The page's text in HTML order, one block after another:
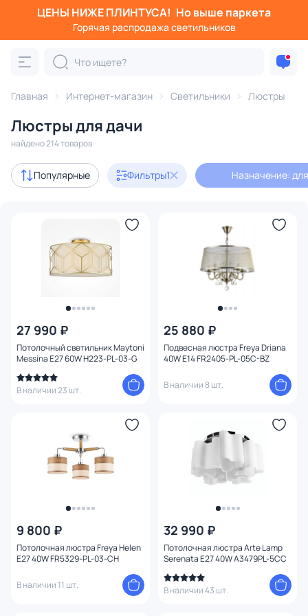
ЦЕНЫ НИЖЕ ПЛИНТУСА! Но выше паркета
Горячая распродажа светильников
Главная Интернет-магазин Светильники Люстры
Люстры для дачи
найдено 214 товаров
Популярные Фильтры1 Назначение:
27 990 ₽
Потолочный светильник Maytoni
Messina E27 60W H223-PL-03-G
В наличии 23 шт.
25 880 ₽
Подвесная люстра Freya Driana
40W E14 FR2405-PL-05C-BZ
В наличии 8 шт.
9 800 ₽
Потолочная люстра Freya Helen
E27 40W FR5329-PL-03-CH
В наличии 11 шт.
32 990 ₽
Потолочная люстра Arte Lamp
Serenata E27 40W A3479PL-5CC
В наличии 43 шт.
Фильтры
Категория:
подвесные потолочные
Акции 2
35
В наличии 101
Цена
От
Страна
Материал арматуры
Материал плафона